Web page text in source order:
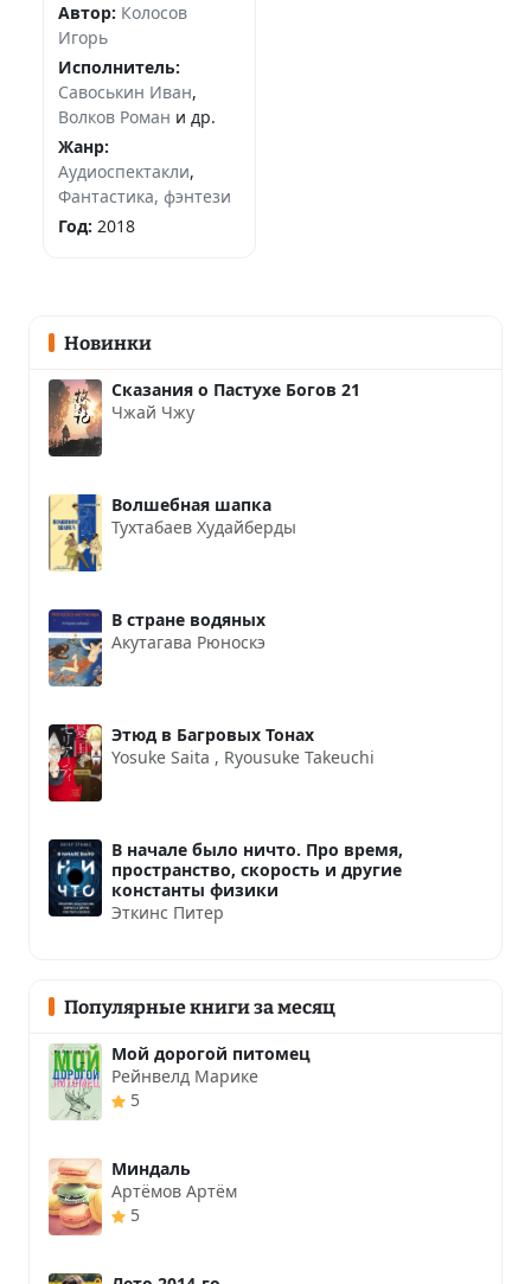
Автор: Колосов
Игорь
Исполнитель:
Савоськин Иван,
Волков Роман и др.
Жанр:
Аудиоспектакли,
Фантастика, фэнтези
Год: 2018
Новинки
Сказания о Пастухе Богов 21
Чжай Чжу
Волшебная шапка
Тухтабаев Худайберды
В стране водяных
Акутагава Рюноскэ
Этюд в Багровых Тонах
Yosuke Saita , Ryousuke Takeuchi
В начале было ничто. Про время,
пространство, скорость и другие
константы физики
Эткинс Питер
Популярные книги за месяц
Мой дорогой питомец
Рейнвелд Марике
5
Миндаль
Артёмов Артём
5